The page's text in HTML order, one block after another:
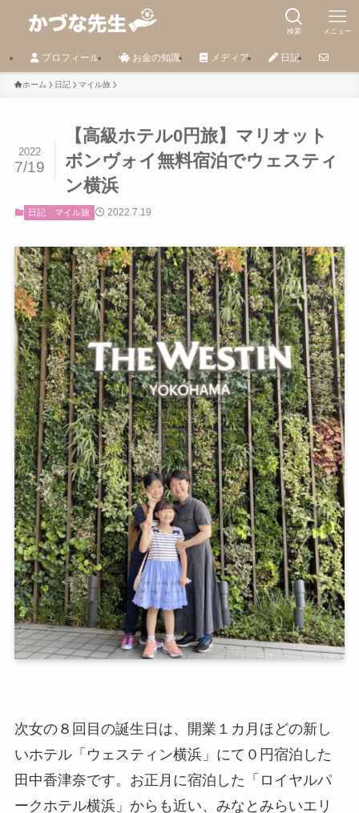
検索 メニュー
プロフィール お金の知識 メディア 日記
ホーム 日記 マイル旅
【高級ホテル0円旅】マリオット
ボンヴォイ無料宿泊でウェスティ
ン横浜
2022
7/19
日記 マイル旅 2022.7.19
次女の８回目の誕生日は、開業１カ月ほどの新し
いホテル「ウェスティン横浜」にて０円宿泊した
田中香津奈です。お正月に宿泊した「ロイヤルパ
ークホテル横浜」からも近い、みなとみらいエリ